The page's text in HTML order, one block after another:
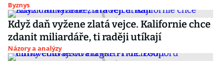
Byznys
Když daň vyžene zlatá vejce. Kalifornie chce
zdanit miliardáře, ti raději utíkají
Názory a analýzy